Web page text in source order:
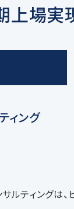
上場実
ィング
ルティングは